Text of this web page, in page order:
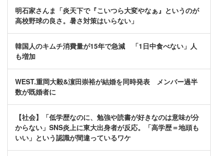
明石家さんま「炎天下で『こいつら大変やなぁ』というのが
高校野球の良さ。暑さ対策はいらない」
韓国人のキムチ消費量が15年で急減 「1日中食べない」人
も増加
WEST.重岡大毅&濵田崇裕が結婚を同時発表 メンバー過半
数が既婚者に
【社会】「低学歴なのに、勉強や読書が好きなのは意味が分
からない」SNS炎上に東大出身者が反応。「高学歴＝地頭も
いい」という認識が間違っているワケ